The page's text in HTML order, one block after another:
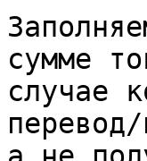
сумме
случае